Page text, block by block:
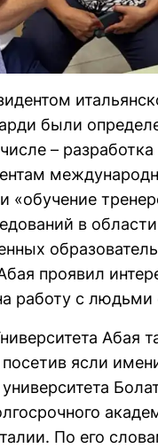
были
–
«обучение
в
проявил
работу с людьми
Абая
ясли
По его